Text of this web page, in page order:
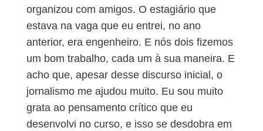
organizou com amigos. O estagiário que
estava na vaga que eu entrei, no ano
anterior, era engenheiro. E nós dois fizemos
um bom trabalho, cada um à sua maneira. E
acho que, apesar desse discurso inicial, o
jornalismo me ajudou muito. Eu sou muito
grata ao pensamento crítico que eu
desenvolvi no curso, e isso se desdobra em